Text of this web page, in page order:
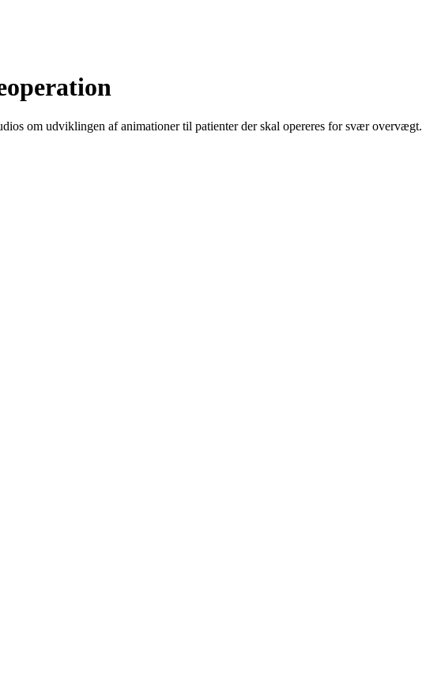
om udviklingen af animationer til patienter der skal opereres for svær overvægt.